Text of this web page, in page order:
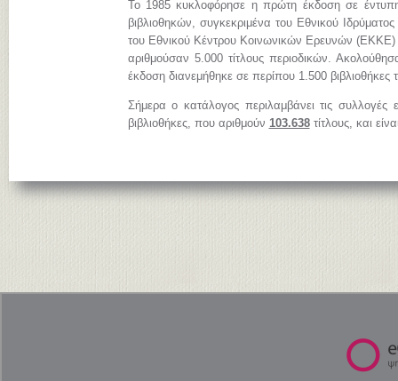
Το 1985 κυκλοφόρησε η πρώτη έκδοση σε
βιβλιοθηκών, συγκεκριμένα του Εθνικού
του Εθνικού Κέντρου Κοινωνικών Ερευνών
αριθμούσαν 5.000 τίτλους περιοδικών.
έκδοση διανεμήθηκε σε περίπου 1.500 βιβλιοθήκες
Σήμερα ο κατάλογος περιλαμβάνει τις
βιβλιοθήκες, που αριθμούν 103.638τίτλους, και